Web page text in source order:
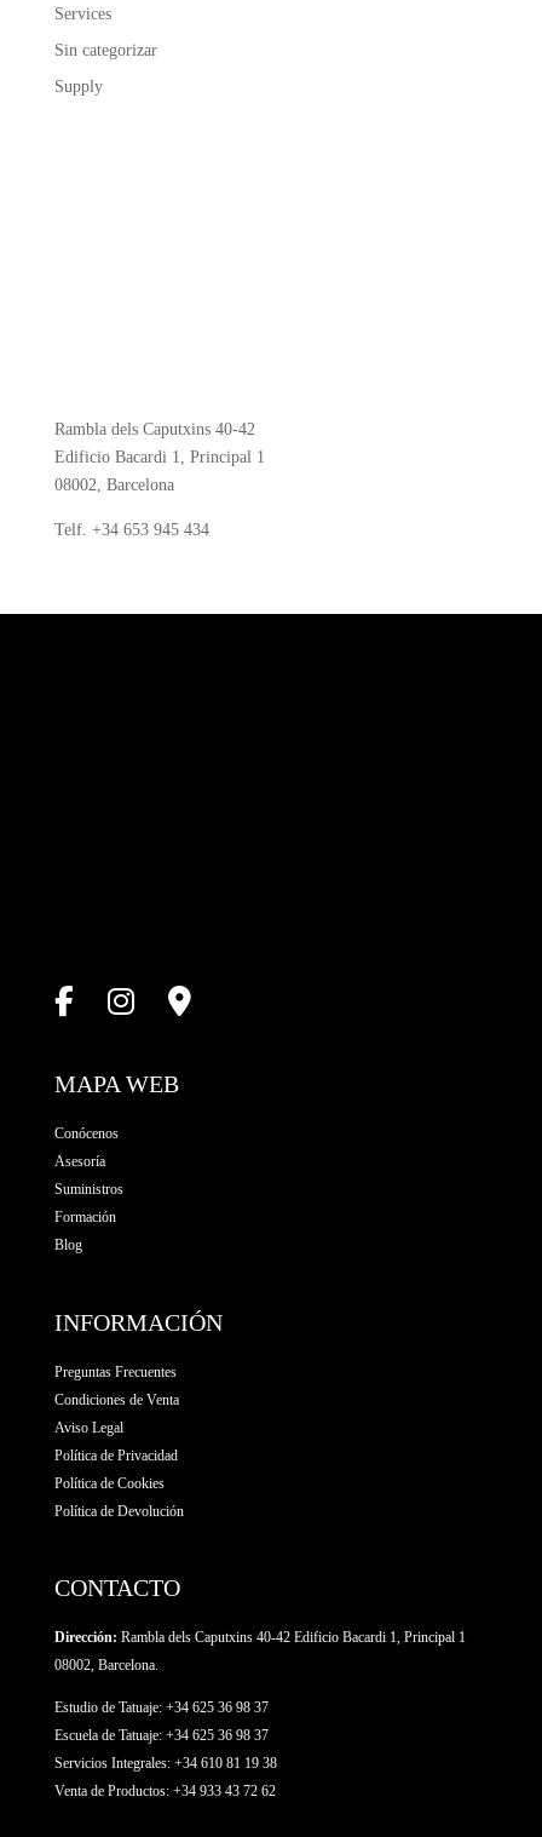
Services
Sin categorizar
Supply
Rambla dels Caputxins 40-42
Edificio Bacardi 1, Principal 1
08002, Barcelona
Telf. +34 653 945 434
MAPA WEB
Conócenos
Asesoría
Suministros
Formación
Blog
INFORMACIÓN
Preguntas Frecuentes
Condiciones de Venta
Aviso Legal
Política de Privacidad
Política de Cookies
Política de Devolución
CONTACTO
Dirección: Rambla dels Caputxins 40-42 Edificio Bacardi 1, Principal 1
08002, Barcelona.
Estudio de Tatuaje: +34 625 36 98 37
Escuela de Tatuaje: +34 625 36 98 37
Servicios Integrales: +34 610 81 19 38
Venta de Productos: +34 933 43 72 62